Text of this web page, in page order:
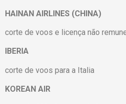
HAINAN AIRLINES (CHINA)
corte de voos e licença não
IBERIA
corte de voos para a Italia
KOREAN AIR